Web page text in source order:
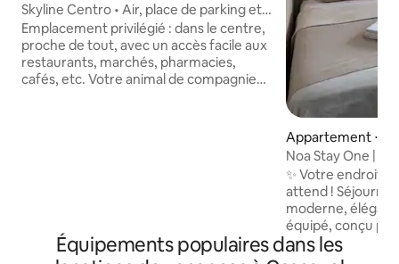
Skyline Centro • Air, place de parking et
coworking
Emplacement privilégié : dans le centre,
proche de tout, avec un accès facile aux
restaurants, marchés, pharmacies,
cafés, etc. Votre animal de compagnie
accueillir que des voitures de taille
moyenne. 1 place de parking, avec une
Appartement ⋅
Noa Stay One |
Garage
✨ Votre endroit
attend ! Séjournez dans un appartement
moderne,
équipé, conçu
dans les moindres détails.
centre-ville,
Équipements populaires dans les